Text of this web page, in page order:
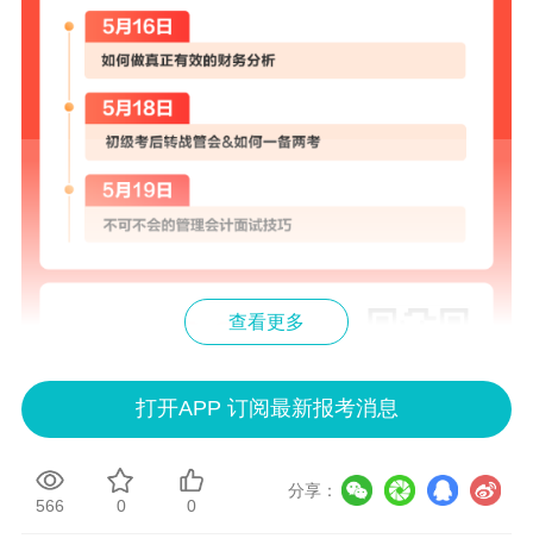
除了3场直播好课之外，实战&薪动计划还将赠送
查看更多
打开APP 订阅最新报考消息
566 0 0
分享：